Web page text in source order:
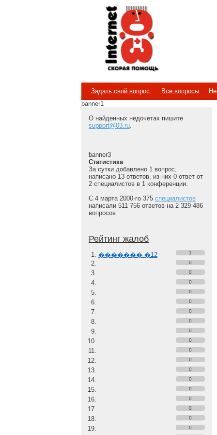
Internet
Скорая помощь
Задать свой вопрос. Все вопросы
banner1
О найденных недочетах пишите
support@03.ru.
banner3
Статистика
За сутки добавлено 1 вопрос,
написано 13 ответов, из них 0 ответ от
2 специалистов в 1 конференции.
С 4 марта 2000-го 375 специалистов
написали 511 756 ответов на 2 329 486
вопросов
Рейтинг жалоб
������� �12
1
0
0
0
0
0
0
0
0
0
0
0
0
0
0
0
0
0
0